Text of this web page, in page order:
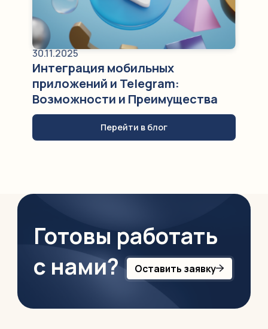
30.11.2025
Интеграция мобильных
приложений и Telegram:
Возможности и Преимущества
Перейти в блог
Готовы работать
с нами?
Оставить заявку